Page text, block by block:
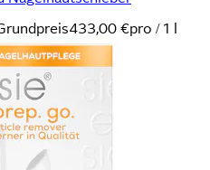
433,00 €pro / 1 l